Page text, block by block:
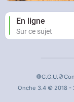
En ligne
Sur ce sujet
C.G.U.
Onche 3.4 © 2018 -